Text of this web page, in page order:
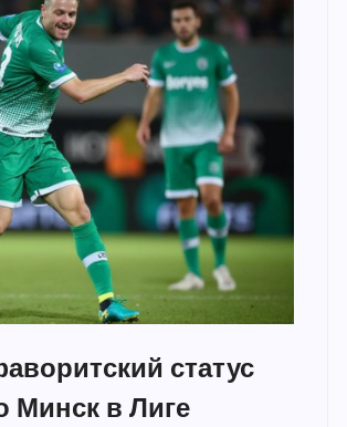
статус
Минск в Лиге